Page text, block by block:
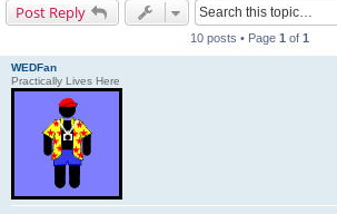
Post Reply
10 posts • Page 1 of 1
WEDFan
Practically Lives Here